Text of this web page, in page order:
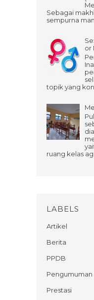
Sebagai
sempurna
or
topik yang
ruang kelas
LABELS
Artikel
Berita
PPDB
Pengumuman
Prestasi